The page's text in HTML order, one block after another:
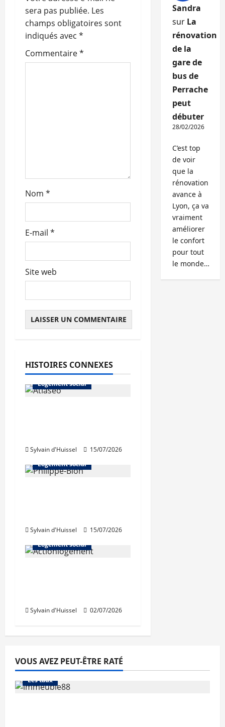
n
d
’
l
sera pas publiée. Les
champs obligatoires sont
indiqués avec *
Commentaire*
Nom *
E-mail *
Site web
HISTOIRES CONNEXES
L'actualité du neuf
Logement social
Sylvain d'Huissel 15/07/2026
Abonnés
Logement social
Sylvain d'Huissel 15/07/2026
Abonnés
Logement social
Sylvain d'Huissel 02/07/2026
Sandra
sur La
rénovation
de la
gare de
bus de
Perrache
peut
débuter
28/02/2026
C’est top
de voir
que la
rénovation
avance à
Lyon, ça va
vraiment
améliorer
le confort
pour tout
le monde…
VOUS AVEZ PEUT-ÊTRE RATÉ
Abonnés Financement
L'avis des courtiers
Les taux